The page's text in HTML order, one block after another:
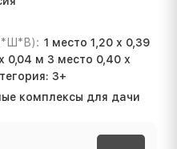
1 место 1,20 х 0,39
0,04 м 3 место 0,40 х
3+
комплексы для дачи